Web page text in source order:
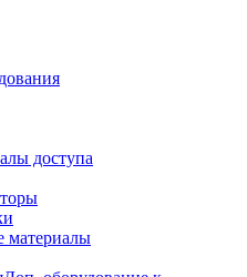
доступа
материалы